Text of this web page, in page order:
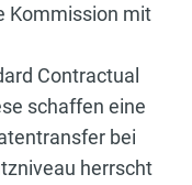
Kommission mit
Contractual
schaffen eine
bei
herrscht